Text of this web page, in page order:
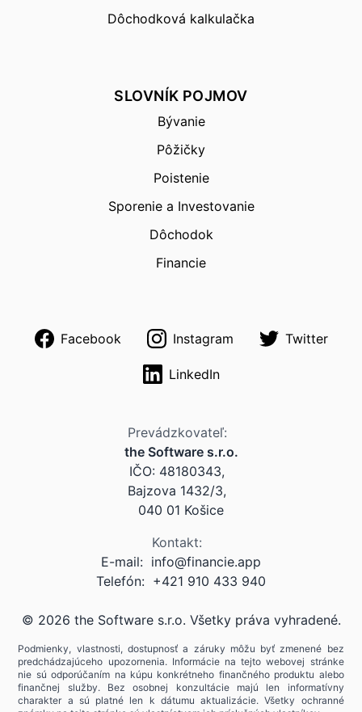
Dôchodková kalkulačka
SLOVNÍK POJMOV
Bývanie
Pôžičky
Poistenie
Sporenie a Investovanie
Dôchodok
Financie
Facebook Instagram Twitter
LinkedIn
Prevádzkovateľ:
the Software s.r.o.
IČO: 48180343,
Bajzova 1432/3,
040 01 Košice
Kontakt:
E-mail: info@financie.app
Telefón: +421 910 433 940
© 2026 the Software s.r.o. Všetky práva vyhradené.
Podmienky, vlastnosti, dostupnosť a záruky môžu byť zmenené bez
predchádzajúceho upozornenia. Informácie na tejto webovej stránke
nie sú odporúčaním na kúpu konkrétneho finančného produktu alebo
finančnej služby. Bez osobnej konzultácie majú len informatívny
charakter a sú platné len k dátumu aktualizácie. Všetky ochranné